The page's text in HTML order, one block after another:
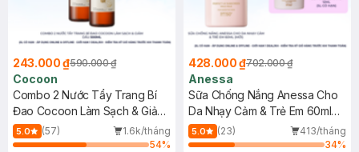
243.000 ₫590.000 ₫
Cocoon
Combo 2 Nước Tẩy Trang Bí
Đao Cocoon Làm Sạch & Giảm
Dầu 500ml
5.0 (57)
1.6k/tháng
54%
428.000 ₫702.000 ₫
Anessa
Sữa Chống Nắng Anessa Cho
Da Nhạy Cảm & Trẻ Em 60ml
(Mới)
5.0 (23)
413/tháng
34%